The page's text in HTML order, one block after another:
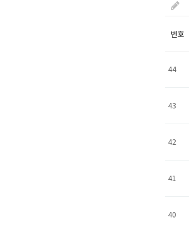
번호
44
43
42
41
40